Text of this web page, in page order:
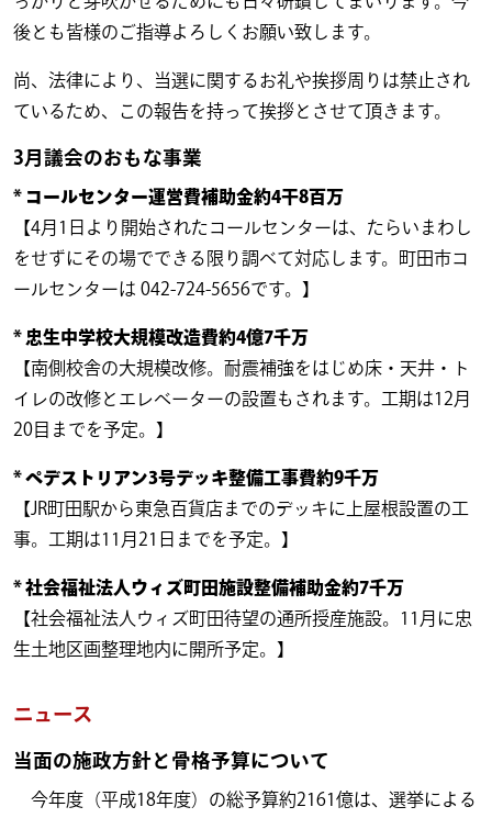
後とも皆様のご指導よろしくお願い致します。
尚、法律により、当選に関するお礼や挨拶周りは禁止され
ているため、この報告を持って挨拶とさせて頂きます。
3月議会のおもな事業
* コールセンター運営費補助金約4干8百万
【4月1日より開始されたコールセンターは、たらいまわし
をせずにその場でできる限り調べて対応します。町田市コ
ールセンターは 042-724-5656です。】
* 忠生中学校大規模改造費約4億7千万
【南側校舎の大規模改修。耐震補強をはじめ床・天井・ト
イレの改修とエレベーターの設置もされます。工期は12月
20目までを予定。】
* ペデストリアン3号デッキ整備工事費約9千万
【JR町田駅から東急百貨店までのデッキに上屋根設置の工
事。工期は11月21日までを予定。】
* 社会福祉法人ウィズ町田施設整備補助金約7千万
【社会福祉法人ウィズ町田待望の通所授産施設。11月に忠
生土地区画整理地内に開所予定。】
ニュース
当面の施政方針と骨格予算について
今年度（平成18年度）の総予算約2161億は、選挙による